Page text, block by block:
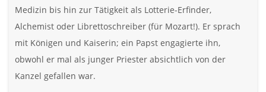
Medizin bis hin zur Tätigkeit als Lotterie-Erfinder,
Alchemist oder Librettoschreiber (für Mozart!). Er sprach
mit Königen und Kaiserin; ein Papst engagierte ihn,
obwohl er mal als junger Priester absichtlich von der
Kanzel gefallen war.